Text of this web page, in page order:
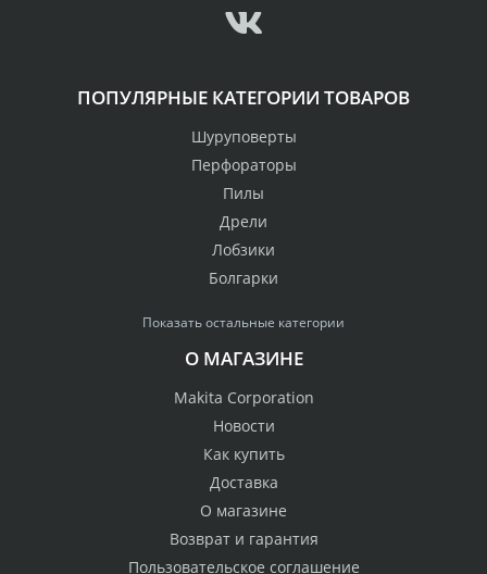
ПОПУЛЯРНЫЕ КАТЕГОРИИ ТОВАРОВ
Шуруповерты
Перфораторы
Пилы
Дрели
Лобзики
Болгарки
Показать остальные категории
О МАГАЗИНЕ
Makita Corporation
Новости
Как купить
Доставка
О магазине
Возврат и гарантия
Пользовательское соглашение